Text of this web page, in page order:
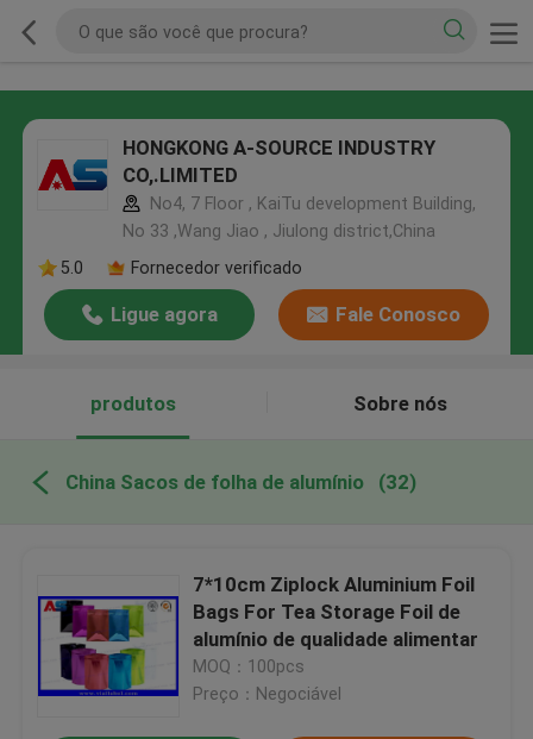
HONGKONG A-SOURCE INDUSTRY
CO,.LIMITED
No4, 7 Floor , KaiTu development Building,
No 33 ,Wang Jiao , Jiulong district,China
5.0
Fornecedor verificado
Ligue agora Fale Conosco
produtos Sobre nós
China Sacos de folha de alumínio (32)
7*10cm Ziplock Aluminium Foil
Bags For Tea Storage Foil de
alumínio de qualidade alimentar
MOQ：100pcs
Preço：Negociável